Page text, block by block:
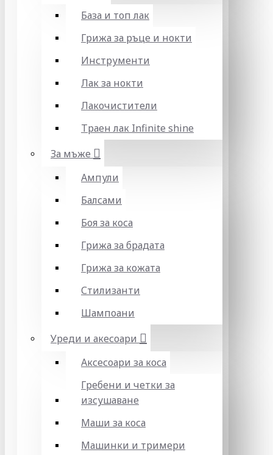
База и топ лак
Грижа за ръце и нокти
Инструменти
Лак за нокти
Лакочистители
Траен лак Infinite shine
За мъже
Ампули
Балсами
Боя за коса
Грижа за брадата
Грижа за кожата
Стилизанти
Шампоани
Уреди и акесоари
Аксесоари за коса
Гребени и четки за
изсушаване
Маши за коса
Машинки и тримери